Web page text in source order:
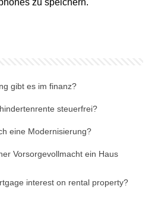
gibt es im finanz?
steuerfrei?
eine Modernisierung?
Vorsorgevollmacht ein Haus
interest on rental property?